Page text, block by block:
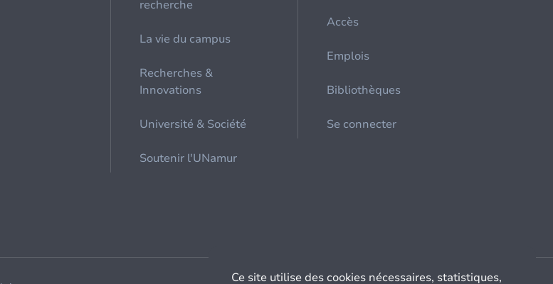
recherche
La vie du campus
Recherches &
Innovations
Université & Société
Soutenir l'UNamur
Accès
Emplois
Bibliothèques
Se connecter
Ce site utilise des cookies nécessaires, statistiques,